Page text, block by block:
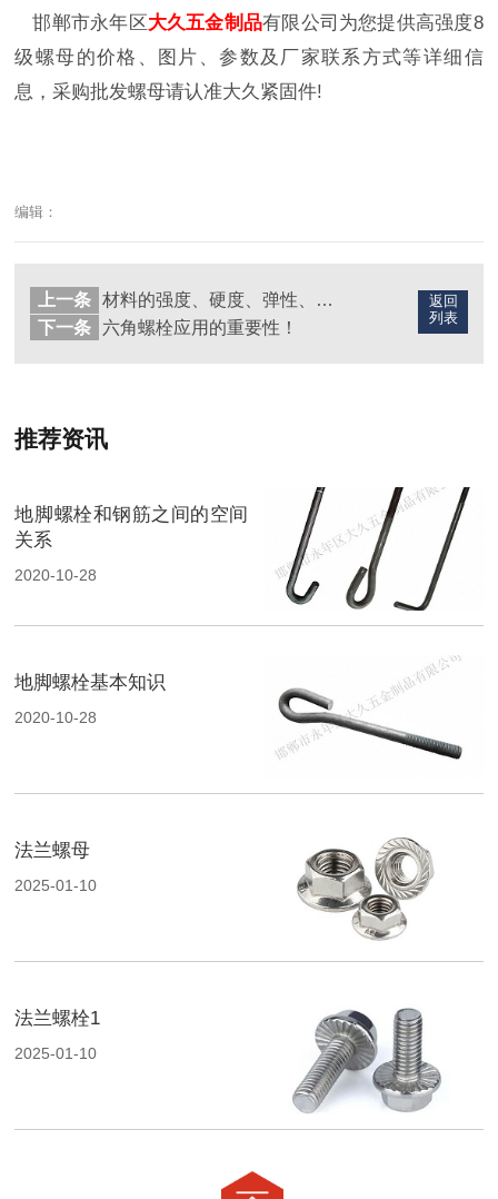
邯郸市永年区大久五金制品有限公司为您提供高强度8
级螺母的价格、图片、参数及厂家联系方式等详细信
息，采购批发螺母请认准大久紧固件!
编辑：
返回
列表
上一条
材料的强度、硬度、弹性、韧性、延展性！
下一条
六角螺栓应用的重要性！
推荐资讯
地脚螺栓和钢筋之间的空间
关系
2020-10-28
地脚螺栓基本知识
2020-10-28
法兰螺母
2025-01-10
法兰螺栓1
2025-01-10